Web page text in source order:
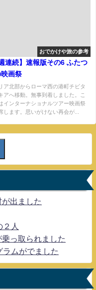
おでかけや旅の参考
連続】速報版その6 ふたつ
画祭
ア北部からローマ西の港町チビタ
アへ移動。無事到着しました。こ
インターナショナルツアー映画祭
します。思いがけない再会が...
が出ました
人
乗っ取られました
ムがでました